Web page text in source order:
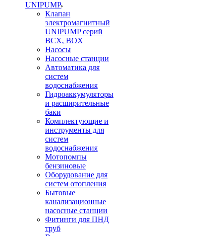
UNIPUMP
Клапан
электромагнитный
UNIPUMP серий
BCX, BOX
Насосы
Насосные станции
Автоматика для
систем
водоснабжения
Гидроаккумуляторы
и расширительные
баки
Комплектующие и
инструменты для
систем
водоснабжения
Мотопомпы
бензиновые
Оборудование для
систем отопления
Бытовые
канализационные
насосные станции
Фитинги для ПНД
труб